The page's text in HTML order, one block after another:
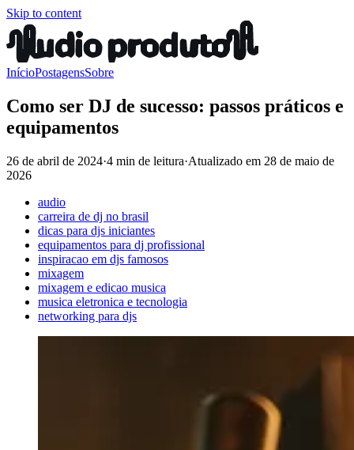
Skip to content
InícioPostagensSobre
Como ser DJ de sucesso: passos práticos e
equipamentos
26 de abril de 2024·4 min de leitura·Atualizado em 28 de maio de
2026
audio
carreira de dj no brasil
dicas para djs iniciantes
equipamentos para dj profissional
inspiracao em djs famosos
mixagem
mixagem e edicao musica
musica eletronica e tecnologia
networking para djs